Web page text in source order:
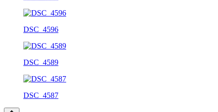
DSC_4596
DSC_4589
DSC_4587